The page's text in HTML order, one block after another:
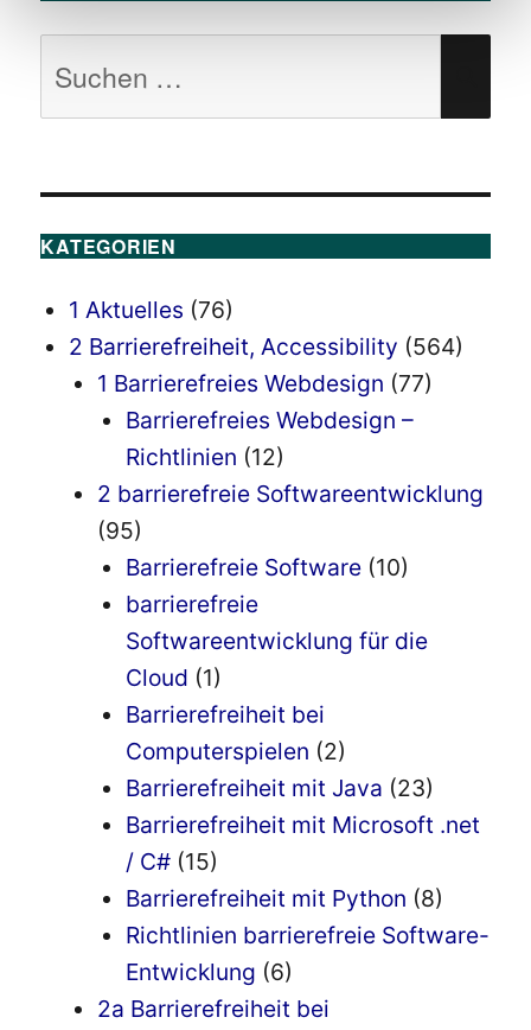
nach:
KATEGORIEN
1 Aktuelles (76)
2 Barrierefreiheit, Accessibility (564)
1 Barrierefreies Webdesign (77)
Barrierefreies Webdesign –
Richtlinien (12)
2 barrierefreie Softwareentwicklung
(95)
Barrierefreie Software (10)
barrierefreie
Softwareentwicklung für die
Cloud (1)
Barrierefreiheit bei
Computerspielen (2)
Barrierefreiheit mit Java (23)
Barrierefreiheit mit Microsoft .net
/ C# (15)
Barrierefreiheit mit Python (8)
Richtlinien barrierefreie Software-
Entwicklung (6)
2a Barrierefreiheit bei